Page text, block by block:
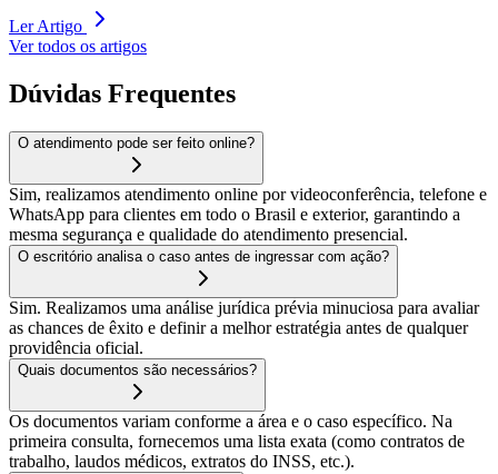
Ler Artigo
Ver todos os artigos
Dúvidas Frequentes
O atendimento pode ser feito online?
Sim, realizamos atendimento online por videoconferência, telefone e
WhatsApp para clientes em todo o Brasil e exterior, garantindo a
mesma segurança e qualidade do atendimento presencial.
O escritório analisa o caso antes de ingressar com ação?
Sim. Realizamos uma análise jurídica prévia minuciosa para avaliar
as chances de êxito e definir a melhor estratégia antes de qualquer
providência oficial.
Quais documentos são necessários?
Os documentos variam conforme a área e o caso específico. Na
primeira consulta, fornecemos uma lista exata (como contratos de
trabalho, laudos médicos, extratos do INSS, etc.).